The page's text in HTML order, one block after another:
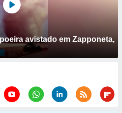
avistado em Zapponeta,